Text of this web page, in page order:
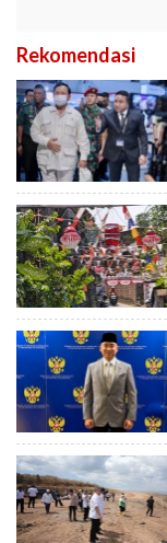
Rekomendasi